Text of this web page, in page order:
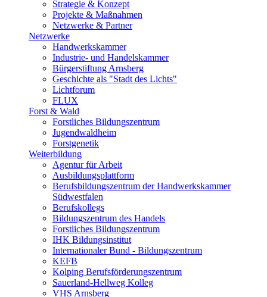
Strategie & Konzept
Projekte & Maßnahmen
Netzwerke & Partner
Netzwerke
Handwerkskammer
Industrie- und Handelskammer
Bürgerstiftung Arnsberg
Geschichte als "Stadt des Lichts"
Lichtforum
FLUX
Forst & Wald
Forstliches Bildungszentrum
Jugendwaldheim
Forstgenetik
Weiterbildung
Agentur für Arbeit
Ausbildungsplattform
Berufsbildungszentrum der Handwerkskammer
Südwestfalen
Berufskollegs
Bildungszentrum des Handels
Forstliches Bildungszentrum
IHK Bildungsinstitut
Internationaler Bund - Bildungszentrum
KEFB
Kolping Berufsförderungszentrum
Sauerland-Hellweg Kolleg
VHS Arnsberg